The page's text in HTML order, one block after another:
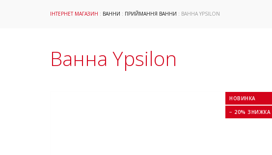
ІНТЕРНЕТ МАГАЗИН : ВАННИ : ПРИЙМАННЯ ВАННИ : ВАННА YPSILON
Ванна Ypsilon
НОВИНКА
− 20% ЗНИЖКА